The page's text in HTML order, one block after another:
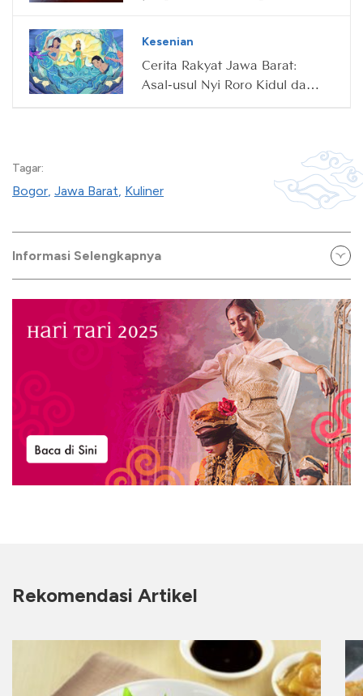
Kesenian
Cerita Rakyat Jawa Barat:
Asal-usul Nyi Roro Kidul dan
Tagar:
Bogor, Jawa Barat, Kuliner
Informasi Selengkapnya
Rekomendasi Artikel